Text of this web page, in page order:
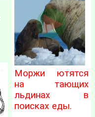
Моржи ютятся
на тающих
льдинах в
поисках еды.